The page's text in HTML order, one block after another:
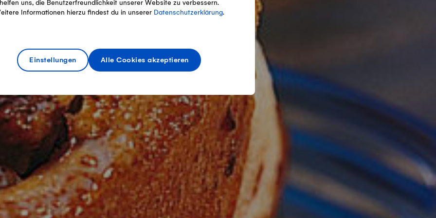
uns, die Benutzerfreundlichkeit unserer Website zu verbessern.
Informationen hierzu findest du in unserer Datenschutzerklärung.
Einstellungen Alle Cookies akzeptieren